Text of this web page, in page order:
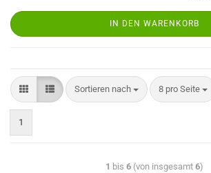
IN DEN WARENKORB
Sortieren nach 8 pro Seite
1
1 bis 6 (von insgesamt 6)